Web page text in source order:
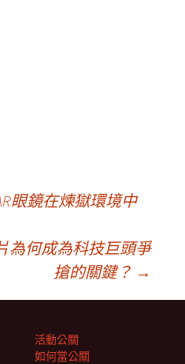
眼鏡在煉獄環境中
為何成為科技巨頭爭
搶的關鍵？ →
活動公關
如何當公關